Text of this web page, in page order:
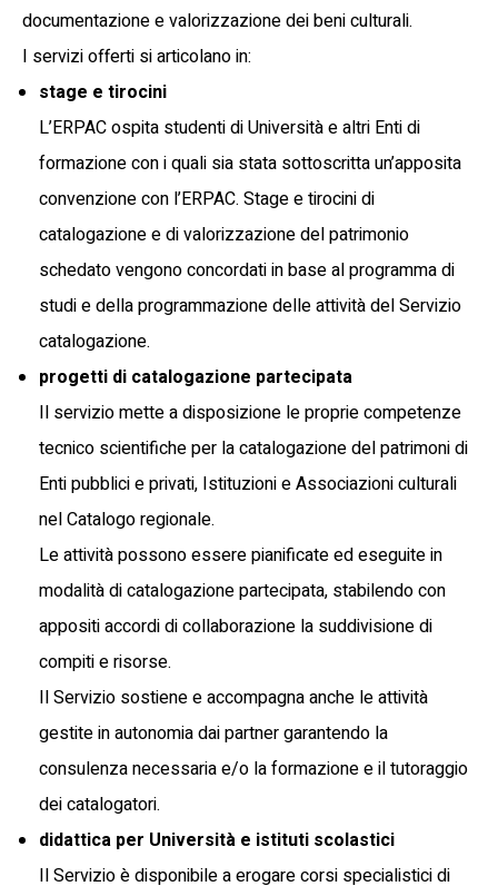
documentazione e valorizzazione dei beni culturali.
I servizi offerti si articolano in:
stage e tirocini
L’ERPAC ospita studenti di Università e altri Enti di
formazione con i quali sia stata sottoscritta un’apposita
convenzione con l’ERPAC. Stage e tirocini di
catalogazione e di valorizzazione del patrimonio
schedato vengono concordati in base al programma di
studi e della programmazione delle attività del Servizio
catalogazione.
progetti di catalogazione partecipata
Il servizio mette a disposizione le proprie competenze
tecnico scientifiche per la catalogazione del patrimoni di
Enti pubblici e privati, Istituzioni e Associazioni culturali
nel Catalogo regionale.
Le attività possono essere pianificate ed eseguite in
modalità di catalogazione partecipata, stabilendo con
appositi accordi di collaborazione la suddivisione di
compiti e risorse.
Il Servizio sostiene e accompagna anche le attività
gestite in autonomia dai partner garantendo la
consulenza necessaria e/o la formazione e il tutoraggio
dei catalogatori.
didattica per Università e istituti scolastici
Il Servizio è disponibile a erogare corsi specialistici di